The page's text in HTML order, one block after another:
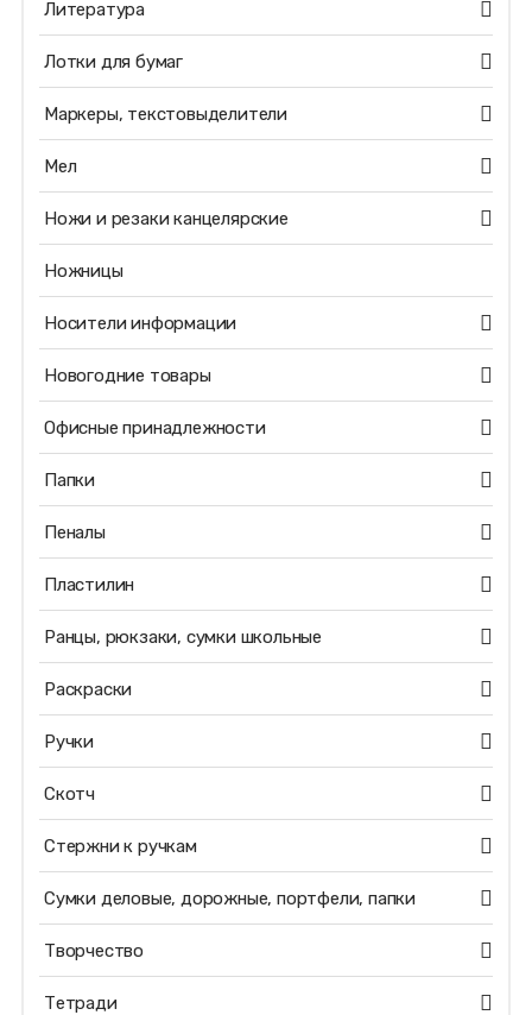
Литература
Лотки для бумаг
Маркеры, текстовыделители
Мел
Ножи и резаки канцелярские
Ножницы
Носители информации
Новогодние товары
Офисные принадлежности
Папки
Пеналы
Пластилин
Ранцы, рюкзаки, сумки школьные
Раскраски
Ручки
Скотч
Стержни к ручкам
Сумки деловые, дорожные, портфели, папки
Творчество
Тетради